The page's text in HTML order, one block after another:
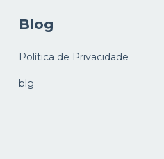
Blog
Política de Privacidade
blg